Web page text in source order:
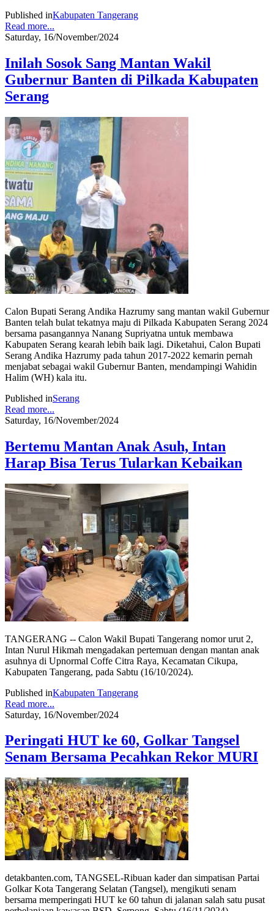
Published inKabupaten Tangerang
Read more...
Saturday, 16/November/2024
Inilah Sosok Sang Mantan Wakil
Gubernur Banten di Pilkada Kabupaten
Serang
Calon Bupati Serang Andika Hazrumy sang mantan wakil Gubernur
Banten telah bulat tekatnya maju di Pilkada Kabupaten Serang 2024
bersama pasangannya Nanang Supriyatna untuk membawa
Kabupaten Serang kearah lebih baik lagi. Diketahui, Calon Bupati
Serang Andika Hazrumy pada tahun 2017-2022 kemarin pernah
menjabat sebagai wakil Gubernur Banten, mendampingi Wahidin
Halim (WH) kala itu.
Published inSerang
Read more...
Saturday, 16/November/2024
Bertemu Mantan Anak Asuh, Intan
Harap Bisa Terus Tularkan Kebaikan
TANGERANG -- Calon Wakil Bupati Tangerang nomor urut 2,
Intan Nurul Hikmah mengadakan pertemuan dengan mantan anak
asuhnya di Upnormal Coffe Citra Raya, Kecamatan Cikupa,
Kabupaten Tangerang, pada Sabtu (16/10/2024).
Published inKabupaten Tangerang
Read more...
Saturday, 16/November/2024
Peringati HUT ke 60, Golkar Tangsel
Senam Bersama Pecahkan Rekor MURI
detakbanten.com, TANGSEL-Ribuan kader dan simpatisan Partai
Golkar Kota Tangerang Selatan (Tangsel), mengikuti senam
bersama memperingati HUT ke 60 tahun di jalanan salah satu pusat